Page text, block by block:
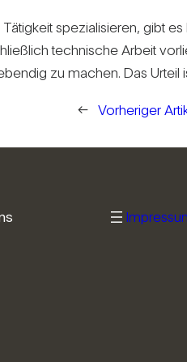
spe­zia­li­sieren, gibt
tech­ni­sche Arbeit
zu machen. Das Urteil
← Vorheriger